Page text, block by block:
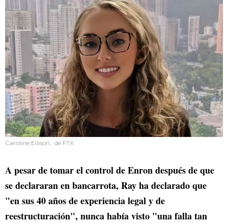
Caroline Ellison, de FTX
A pesar de tomar el control de Enron después de que
se declararan en bancarrota, Ray ha declarado que
"en sus 40 años de experiencia legal y de
reestructuración", nunca había visto "una falla tan